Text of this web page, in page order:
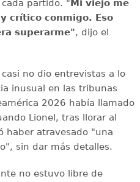
partido. "Mi viejo me
crítico conmigo. Eso
superarme", dijo el
casi no dio entrevistas a lo
inusual en las tribunas
2026 había llamado
Lionel, tras llorar al
haber atravesado "una
sin dar más detalles.
no estuvo libre de